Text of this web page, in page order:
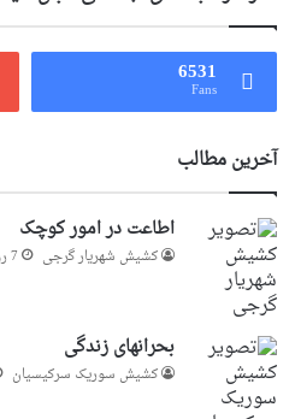
6531
Fans
آخرین مطالب
اطاعت در امور کوچک
کشیش شهریار گرجى 7 روز پیش
بحرانهای زندگی
کشیش سوریک سرکیسیان